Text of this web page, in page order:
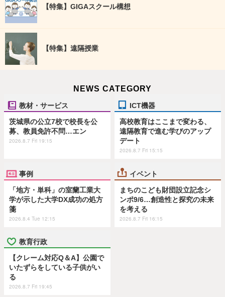
【特集】GIGAスクール構想
【特集】遠隔授業
NEWS CATEGORY
教材・サービス
茨城県の公立7校で校長を公
募、教員免許不問…エン
2026.8.7 Fri 19:15
ICT機器
高校教育はここまで変わる、
遠隔教育で進む学びのアップ
デート
2026.8.7 Fri 15:15
事例
「地方・単科」の室蘭工業大
学が示した大学DX成功の処方
箋
2026.8.4 Tue 12:15
イベント
まちのこども財団設立記念シ
ンポ9/6…創造性と探究の未来
を考える
2026.8.7 Fri 16:15
教育行政
【クレーム対応Q＆A】公園で
いたずらをしている子供がい
る
2026.8.7 Fri 19:45